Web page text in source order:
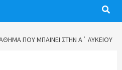
ΠΟΥ ΜΠΑΊΝΕΙ ΣΤΗΝ Α΄ ΛΥΚΕΊΟΥ